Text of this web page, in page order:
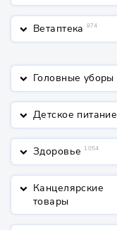
keyboard_arrow_down Ветаптека 874
keyboard_arrow_down Головные уборы
keyboard_arrow_down Детское питание
keyboard_arrow_down Здоровье 1054
keyboard_arrow_down Канцелярские
товары